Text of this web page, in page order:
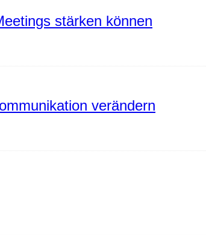
stärken können
verändern